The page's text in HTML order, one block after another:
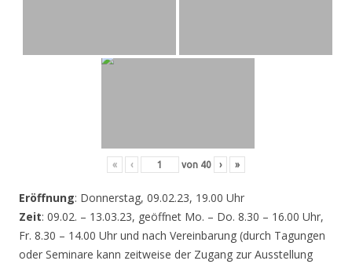
« ‹ von 40 › »
Eröffnung: Donnerstag, 09.02.23, 19.00 Uhr
Zeit: 09.02. – 13.03.23, geöffnet Mo. – Do. 8.30 – 16.00 Uhr,
Fr. 8.30 – 14.00 Uhr und nach Vereinbarung (durch Tagungen
oder Seminare kann zeitweise der Zugang zur Ausstellung